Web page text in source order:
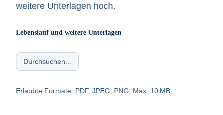
weitere Unterlagen hoch.
Lebenslauf und weitere Unterlagen
Erlaubte Formate: PDF, JPEG, PNG, Max. 10 MB